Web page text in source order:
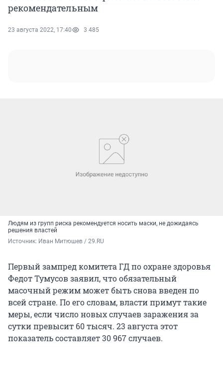
рекомендательным
23 августа 2022, 17:40 3 485
Людям из групп риска рекомендуется носить маски, не дожидаясь
решения властей
Источник: Иван Митюшев / 29.RU
Первый зампред комитета ГД по охране здоровья
Федот Тумусов заявил, что обязательный
масочный режим может быть снова введен по
всей стране. По его словам, власти примут такие
меры, если число новых случаев заражения за
сутки превысит 60 тысяч. 23 августа этот
показатель составляет 30 967 случаев.